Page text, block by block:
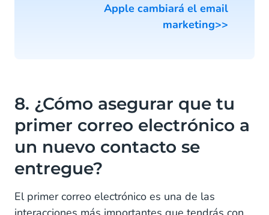
Apple cambiará el email
marketing>>
8. ¿Cómo asegurar que tu
primer correo electrónico a
un nuevo contacto se
entregue?
El primer correo electrónico es una de las